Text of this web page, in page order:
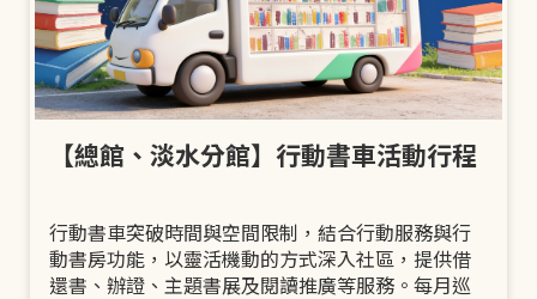
【總館、淡水分館】行動書車活動行程
行動書車突破時間與空間限制，結合行動服務與行
動書房功能，以靈活機動的方式深入社區，提供借
還書、辦證、主題書展及閱讀推廣等服務。每月巡